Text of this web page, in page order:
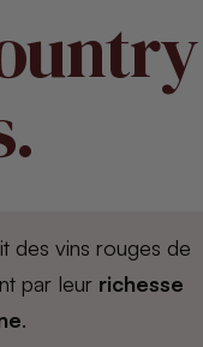
des vins rouges de
par leur richesse
.